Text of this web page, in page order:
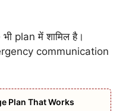
plan में शामिल है।
communication
Plan That Works